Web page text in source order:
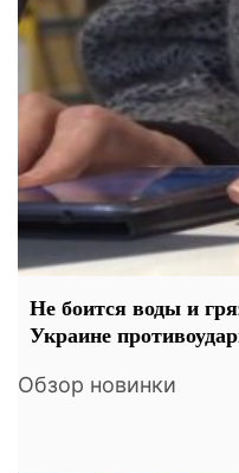
Не боится воды и
Украине
Обзор новинки